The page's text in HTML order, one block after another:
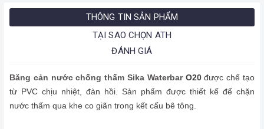
THÔNG TIN SẢN PHẨM
TẠI SAO CHỌN ATH
ĐÁNH GIÁ
Băng cản nước chống thấm Sika WaterbarO20được chế tạo
từ PVC chịu nhiệt, đàn hồi. Sản phẩm được thiết kế để chặn
nước thấm qua khe co giãn trong kết cấu bê tông.